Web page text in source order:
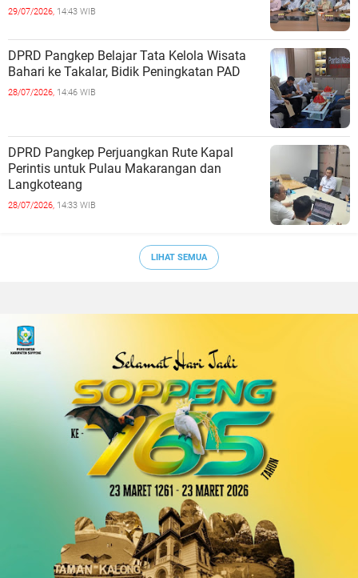
29/07/2026, 14:43 WIB
DPRD Pangkep Belajar Tata Kelola Wisata
Bahari ke Takalar, Bidik Peningkatan PAD
28/07/2026, 14:46 WIB
DPRD Pangkep Perjuangkan Rute Kapal
Perintis untuk Pulau Makarangan dan
Langkoteang
28/07/2026, 14:33 WIB
LIHAT SEMUA